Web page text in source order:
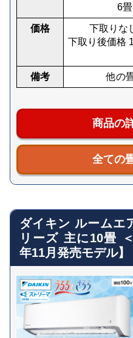
6
価格 下取りな
下取り後価格
備考 他の
商品の
全ての
ダイキン ルームエ
リーズ 主に10畳
年11月発売モデル】